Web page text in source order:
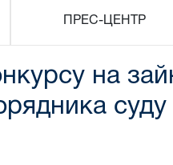
ПРЕС-ЦЕНТР
на
суду